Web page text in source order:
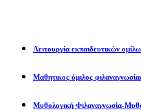
Λειτουργία εκπαιδευτικών
Μαθητικος όμιλος
Μυθολογική Φιλαναγνωσία-